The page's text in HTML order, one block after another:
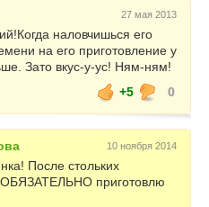
27 мая 2013
наловчишься его
на его приготовление у
Зато вкус-у-ус! Ням-ням!
+5
0
10 ноября 2014
После стольких
ОБЯЗАТЕЛЬНО приготовлю